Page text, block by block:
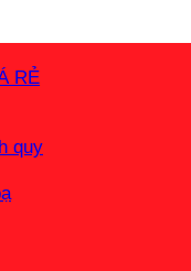
RẺ
quy